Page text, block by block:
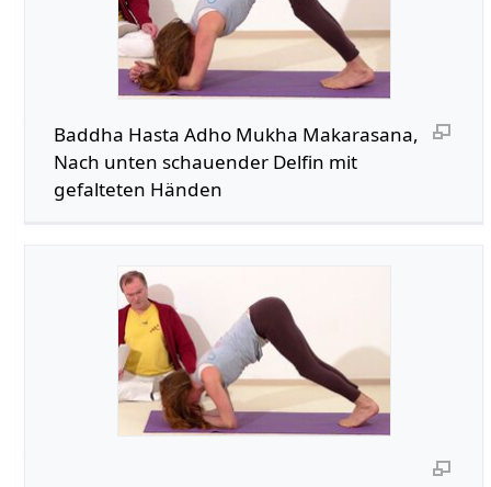
Baddha Hasta Adho Mukha Makarasana,
Nach unten schauender Delfin mit
gefalteten Händen